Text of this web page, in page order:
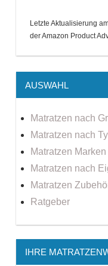
Letzte Aktualisierung
der Amazon Product
AUSWAHL
Matratzen nach
Matratzen nach
Matratzen Marken
Matratzen nach
Matratzen
Ratgeber
IHRE